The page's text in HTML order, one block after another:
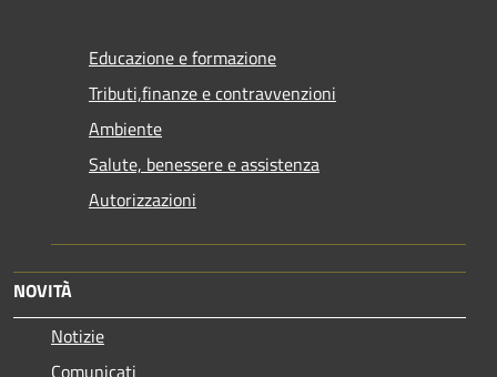
Educazione e formazione
Tributi,finanze e contravvenzioni
Ambiente
Salute, benessere e assistenza
Autorizzazioni
NOVITÀ
Notizie
Comunicati